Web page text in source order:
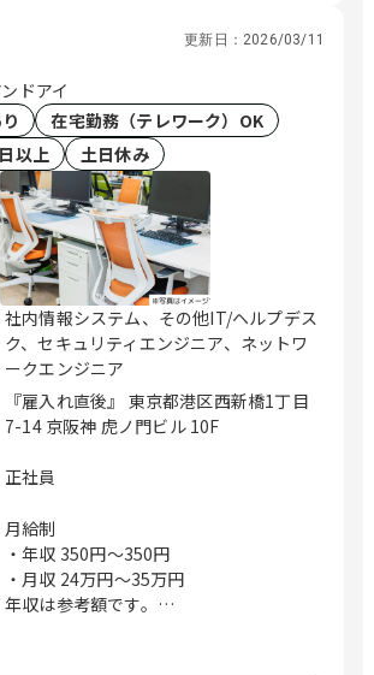
津市上土町14 明治安田生命沼津上土町
明治安田生命名古屋西口ビル9階 岡崎市
康生通南2-52明治安田生命岡崎ビル2階
三重 津市羽所町375 百五・明治安田ビ
ル8階 四日市市朝日町1-3明治安田生命
四日市ビル1階 兵庫 神戸市中央区磯上通
8-3-5明治安田生命神戸ビル3階 奈良 奈
良市高天町22-2 明治安田生命奈良ビル4
階 和歌山 和歌山市六番丁17明治安田生
命和歌山ビル2階 鳥取 鳥取市東品治町
102 鳥取駅前ビル4階 島根 松江市朝日町
478-8 明治安田生命松江ビル2階 岡山 岡
山市北区駅前町1-9-15明治安田生命岡
7 GRANODE広島11階 福山市昭和町2-3
福山ファインビル1階 山口 下関市南部町
御幸通り1-11 新興ビル6階 徳島 徳島市
ビル3階 高知 高知市本町2-2-34 明治安
田生命高知ビル3階 福岡 北九州市小倉北
区紺屋町9-1明治安田生命小倉ビル2階
久留米市本町4-33 明治安田生命久留米
更新日： 2026/03/11
ドアイ
在宅勤務（テレワーク）OK
以上
土日休み
社内情報システム、その他IT/ヘルプデス
ク、セキュリティエンジニア、ネットワ
ークエンジニア
『雇入れ直後』 東京都港区西新橋1丁目
7-14 京阪神 虎ノ門ビル 10F
正社員
月給制
・年収 350円〜350円
・月収 24万円〜35万円
年収は参考額です。